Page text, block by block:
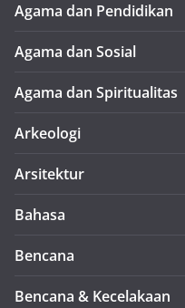
Agama dan Pendidikan
Agama dan Sosial
Agama dan Spiritualitas
Arkeologi
Arsitektur
Bahasa
Bencana
Bencana & Kecelakaan